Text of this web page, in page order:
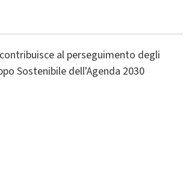
al perseguimento degli
Sostenibile dell'Agenda 2030